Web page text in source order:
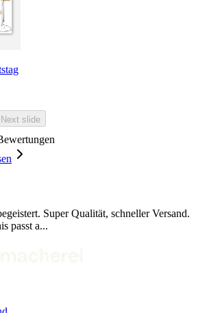
Next slide
Super Qualität, schneller Versand.
passt a...